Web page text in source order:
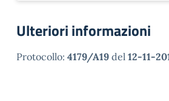
Ulteriori informazioni
Protocollo: 4179/A19 del 12-11-